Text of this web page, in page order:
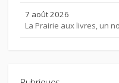
7 août 2026
La Prairie aux livres, un